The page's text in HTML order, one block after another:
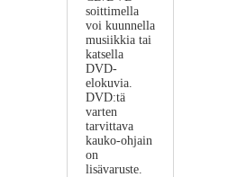
soittimella
voi kuunnella
musiikkia tai
katsella
DVD-
elokuvia.
DVD:tä
varten
tarvittava
kauko-ohjain
on
lisävaruste.